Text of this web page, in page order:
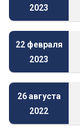
2023
22 февраля
2023
26 августа
2022